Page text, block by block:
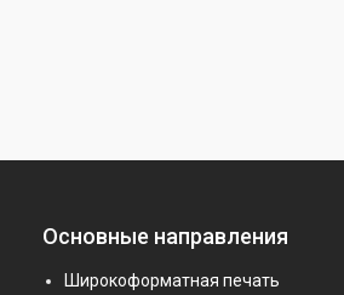
Основные направления
Широкоформатная печать